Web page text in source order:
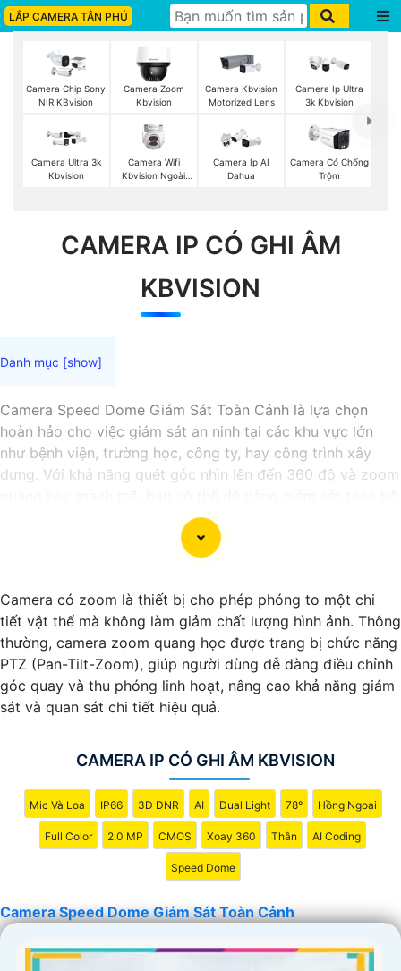
LẮP CAMERA TÂN PHÚ
Camera Chip Sony
NIR KBvision
Camera Zoom
Kbvision
Camera Kbvision
Motorized Lens
Camera Ip Ultra
3k Kbvision
Camera Ultra 3k
Kbvision
Camera Wifi
Kbvision Ngoài
Camera Ip AI
Dahua
Camera Có Chống
Trộm
CAMERA IP CÓ GHI ÂM
KBVISION
Camera Speed Dome Giám Sát Toàn Cảnh là lựa chọn
hoàn hảo cho việc giám sát an ninh tại các khu vực lớn
như bệnh viện, trường học, công ty, hay công trình xây
dựng. Với khả năng quét góc nhìn lên đến 360 độ và zoom
khu vực một cách chi tiết và chính xác. Camera còn tích
hợp nhiều tính năng thông minh như nhận diện khuôn mặt,
cảnh báo chuyển động và ghi hình chất lượng cao, giúp
thiết kế chắc chắn và khả năng hoạt động ổn định,
Camera Speed Dome Giám Sát Toàn Cảnh đáng để bạn
cân nhắc khi cần một giải pháp an ninh đáng tin cậy.
Camera có zoom là thiết bị cho phép phóng to một chi
tiết vật thể mà không làm giảm chất lượng hình ảnh. Thông
thường, camera zoom quang học được trang bị chức năng
PTZ (Pan-Tilt-Zoom), giúp người dùng dễ dàng điều chỉnh
góc quay và thu phóng linh hoạt, nâng cao khả năng giám
sát và quan sát chi tiết hiệu quả.
CAMERA IP CÓ GHI ÂM KBVISION
Mic Và Loa IP66 3D DNR AI Dual Light 78° Hồng Ngoại
Full Color 2.0 MP CMOS Xoay 360 Thân AI Coding
Speed Dome
Camera Speed Dome Giám Sát Toàn Cảnh